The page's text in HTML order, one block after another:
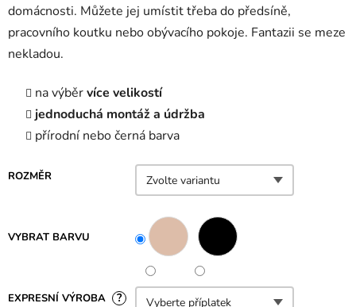
domácnosti. Můžete jej umístit třeba do předsíně,
pracovního koutku nebo obývacího pokoje. Fantazii se meze
nekladou.
na výběrvíce velikostí
jednoduchá montáž a údržba
přírodní nebo černá barva
ROZMĚR
VYBRAT BARVU
EXPRESNÍ VÝROBA ?